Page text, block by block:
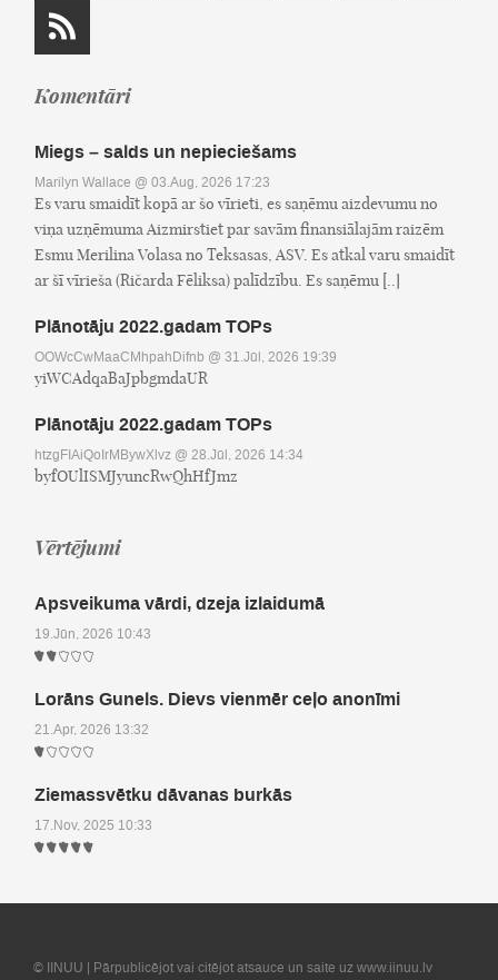
Komentāri
Miegs – salds un nepieciešams
Marilyn Wallace @ 03.Aug, 2026 17:23
Es varu smaidīt kopā ar šo vīrieti, es saņēmu aizdevumu no
viņa uzņēmuma Aizmirstiet par savām finansiālajām raizēm
Esmu Merilina Volasa no Teksasas, ASV. Es atkal varu smaidīt
ar šī vīrieša (Ričarda Fēliksa) palīdzību. Es saņēmu [..]
Plānotāju 2022.gadam TOPs
OOWcCwMaaCMhpahDifnb @ 31.Jūl, 2026 19:39
yiWCAdqaBaJpbgmdaUR
Plānotāju 2022.gadam TOPs
htzgFIAiQoIrMBywXlvz @ 28.Jūl, 2026 14:34
byfOUlISMJyuncRwQhHfJmz
Vērtējumi
Apsveikuma vārdi, dzeja izlaidumā
19.Jūn, 2026 10:43
Lorāns Gunels. Dievs vienmēr ceļo anonīmi
21.Apr, 2026 13:32
Ziemassvētku dāvanas burkās
17.Nov, 2025 10:33
© IINUU | Pārpublicējot vai citējot atsauce un saite uz www.iinuu.lv